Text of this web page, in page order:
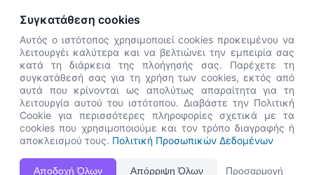
Η Ιστοσελίδα ΑνΑΔ είναι πλήρως συμβατή με τις νεότερες εκδόσεις, Google Chrome, Mozilla Firefox,
Apple Safari καθώς και Internet Explorer.
👋 Καλώς ήρθες! Είμαι η Νόησις.
Πες μου πώς μπορώ να σε βοηθήσω
σήμερα.
Συγκατάθεση cookies
Αυτός ο ιστότοπος χρησιμοποιεί cookies προκειμένου να
λειτουργέι καλύτερα και να βελτιώνει την εμπειρία σας
κατά τη διάρκεια της πλοήγησής σας. Παρέχετε τη
συγκατάθεσή σας για τη χρήση των cookies, εκτός από
αυτά που κρίνονται ως απολύτως απαραίτητα για τη
λειτουργία αυτού του ιστότοπου. Διαβάστε την Πολιτική
Cookie για περισσότερες πληροφορίες σχετικά με τα
cookies που χρησιμοποιούμε και τον τρόπο διαγραφής ή
αποκλεισμού τους. Πολιτική Προσωπικών Δεδομένων
Αποδοχή Όλων Απόρριψη Όλων Προσαρμογή